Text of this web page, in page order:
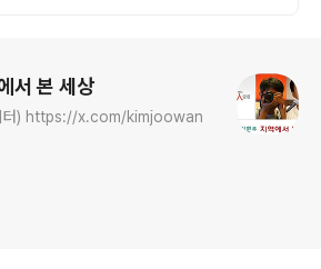
서 본 세상
터) https://x.com/kimjoowan